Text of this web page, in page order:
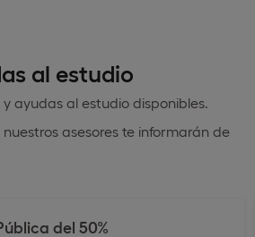
al estudio
ayudas al estudio disponibles.
asesores te informarán de
​del 50%